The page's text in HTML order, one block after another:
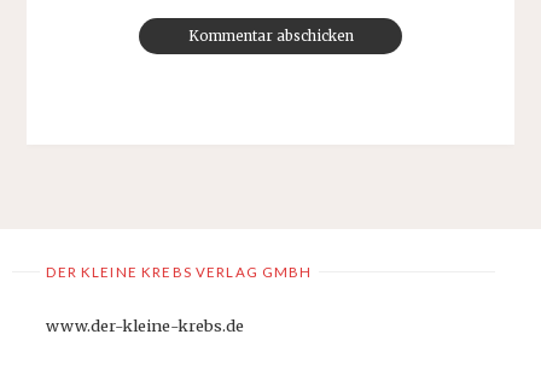
DER KLEINE KREBS VERLAG GMBH
www.der-kleine-krebs.de